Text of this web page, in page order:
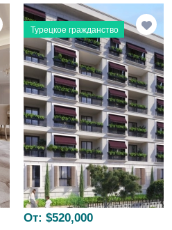
Турецкое гражданство
От: $520,000